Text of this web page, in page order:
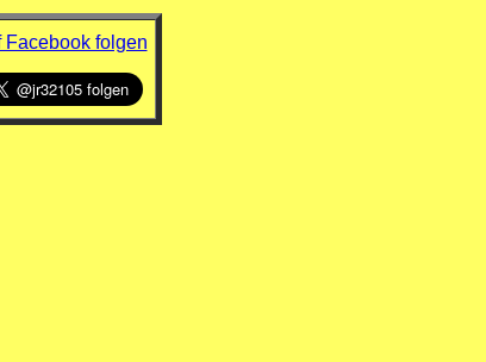
Facebook folgen